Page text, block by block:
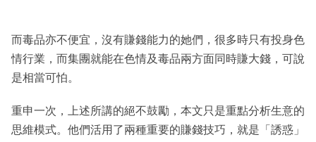
而毒品亦不便宜，沒有賺錢能力的她們，很多時只有投身色
情行業，而集團就能在色情及毒品兩方面同時賺大錢，可說
是相當可怕。
重申一次，上述所講的絕不鼓勵，本文只是重點分析生意的
思維模式。他們活用了兩種重要的賺錢技巧，就是「誘惑」